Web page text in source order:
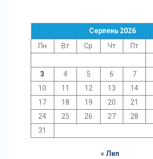
Серпень 2026
Пн
Вт Ср Чт Пт
3
4 5 6 7
10
11 12 13 14
17
18 19 20 21
24
25 26 27 28
31
« Лип